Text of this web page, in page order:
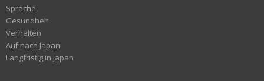
Sprache
Gesundheit
Verhalten
Auf nach Japan
Langfristig in Japan